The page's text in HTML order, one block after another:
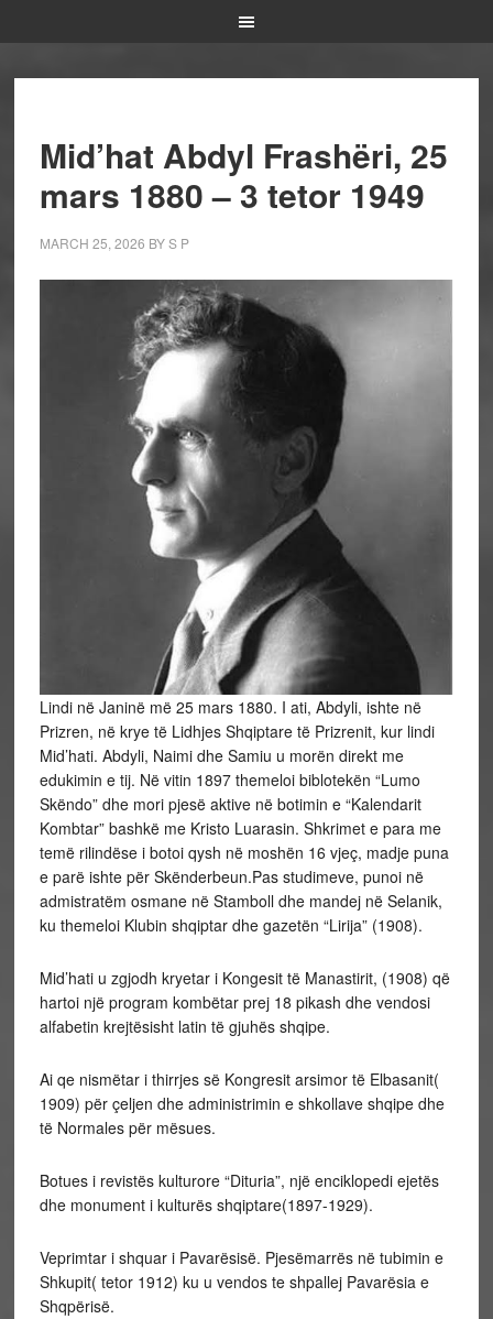
Mid’hat Abdyl Frashëri, 25
mars 1880 – 3 tetor 1949
MARCH 25, 2026 BYS P
Lindi në Janinë më 25 mars 1880. I ati, Abdyli, ishte në
Prizren, në krye të Lidhjes Shqiptare të Prizrenit, kur lindi
Mid’hati. Abdyli, Naimi dhe Samiu u morën direkt me
edukimin e tij. Në vitin 1897 themeloi biblotekën “Lumo
Skëndo” dhe mori pjesë aktive në botimin e “Kalendarit
Kombtar” bashkë me Kristo Luarasin. Shkrimet e para me
temë rilindëse i botoi qysh në moshën 16 vjeç, madje puna
e parë ishte për Skënderbeun.Pas studimeve, punoi në
admistratëm osmane në Stamboll dhe mandej në Selanik,
ku themeloi Klubin shqiptar dhe gazetën “Lirija” (1908).
Mid’hati u zgjodh kryetar i Kongesit të Manastirit, (1908) që
hartoi një program kombëtar prej 18 pikash dhe vendosi
alfabetin krejtësisht latin të gjuhës shqipe.
Ai qe nismëtar i thirrjes së Kongresit arsimor të Elbasanit(
1909) për çeljen dhe administrimin e shkollave shqipe dhe
të Normales për mësues.
Botues i revistës kulturore “Dituria”, një enciklopedi ejetës
dhe monument i kulturës shqiptare(1897-1929).
Veprimtar i shquar i Pavarësisë. Pjesëmarrës në tubimin e
Shkupit( tetor 1912) ku u vendos te shpallej Pavarësia e
Shqpërisë.